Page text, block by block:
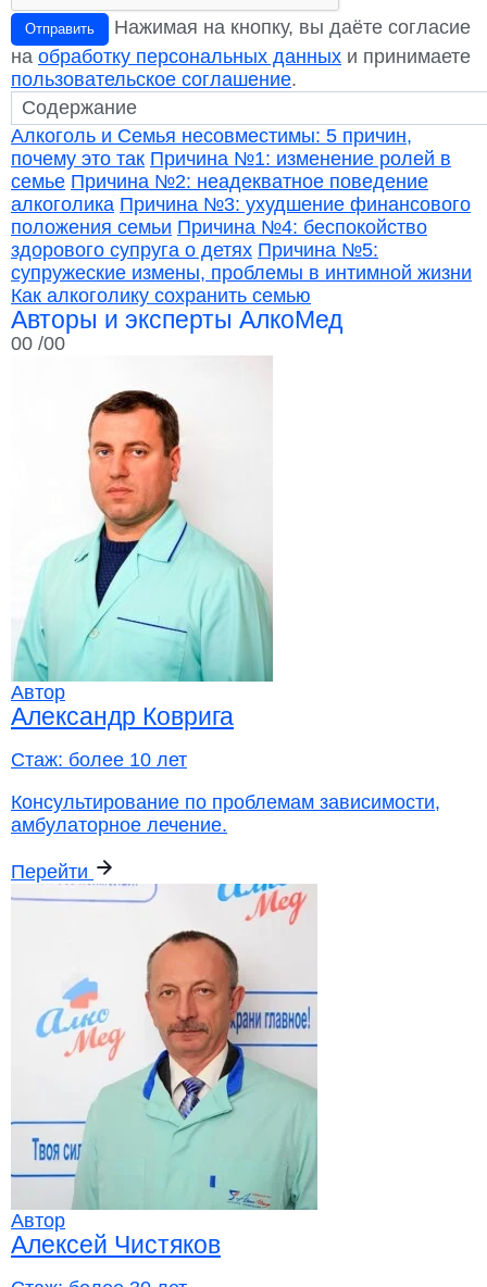
Отправить
Нажимая на кнопку, вы даёте согласие
на обработку персональных данных и принимаете
пользовательское соглашение.
Алкоголь и Семья несовместимы: 5 причин,
почему это так Причина №1: изменение ролей в
семье Причина №2: неадекватное поведение
алкоголика Причина №3: ухудшение финансового
положения семьи Причина №4: беспокойство
здорового супруга о детях Причина №5:
супружеские измены, проблемы в интимной жизни
Как алкоголику сохранить семью
Авторы и эксперты АлкоМед
00 /00
Автор
Александр Коврига
Стаж: более 10 лет
Консультирование по проблемам зависимости,
амбулаторное лечение.
Перейти
Автор
Алексей Чистяков